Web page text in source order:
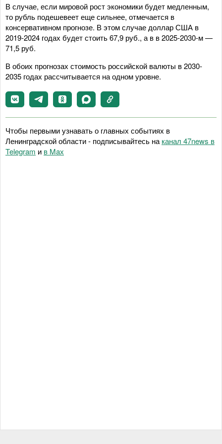
В случае, если мировой рост экономики будет медленным,
то рубль подешевеет еще сильнее, отмечается в
консервативном прогнозе. В этом случае доллар США в
2019-2024 годах будет стоить 67,9 руб., а в в 2025-2030-м —
71,5 руб.
В обоих прогнозах стоимость российской валюты в 2030-
2035 годах рассчитывается на одном уровне.
Чтобы первыми узнавать о главных событиях в
Ленинградской области - подписывайтесь на канал 47news в
Telegram и в Maх